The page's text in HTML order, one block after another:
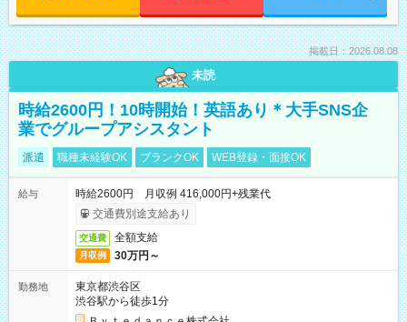
掲載日：2026.08.08
未読
時給2600円！10時開始！英語あり＊大手SNS企
業でグループアシスタント
派遣 職種未経験OK ブランクOK WEB登録・面接OK
給与
時給2600円 月収例 416,000円+残業代
交通費別途支給あり
交通費 全額支給
月収例 30万円～
勤務地
東京都渋谷区
渋谷駅から徒歩1分